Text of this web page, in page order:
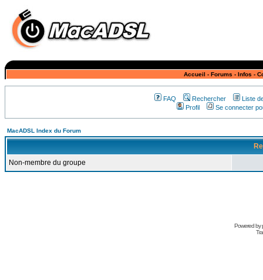
Accueil - Forums - Infos -
FAQ Rechercher
Liste
Profil
Se connecter
MacADSL Index du Forum
Non-membre du groupe
Powered by